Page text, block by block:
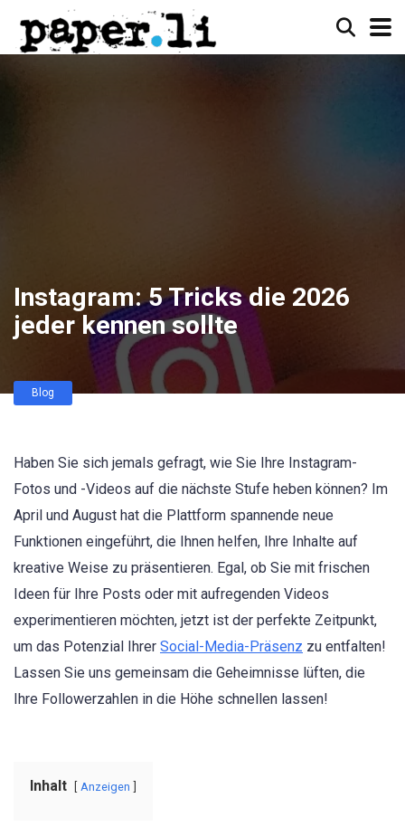
Instagram: 5 Tricks die 2026
jeder kennen sollte
Blog
Haben Sie sich jemals gefragt, wie Sie Ihre Instagram-
Fotos und -Videos auf die nächste Stufe heben können? Im
April und August hat die Plattform spannende neue
Funktionen eingeführt, die Ihnen helfen, Ihre Inhalte auf
kreative Weise zu präsentieren. Egal, ob Sie mit frischen
Ideen für Ihre Posts oder mit aufregenden Videos
experimentieren möchten, jetzt ist der perfekte Zeitpunkt,
um das Potenzial Ihrer Social-Media-Präsenz zu entfalten!
Lassen Sie uns gemeinsam die Geheimnisse lüften, die
Ihre Followerzahlen in die Höhe schnellen lassen!
Inhalt Anzeigen